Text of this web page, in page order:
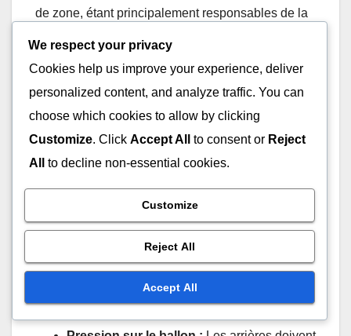
de zone, étant principalement responsables de la
périmètre. Leur positionnement est essentiel pour
perturber le flux offensif de l’équipe adverse et
limiter les opportunités de tirs ouverts.
Des arrières efficaces doivent communiquer
constamment avec leurs coéquipiers pour garantir
inclut d’appeler les écrans, les changements et
d’identifier les joueurs offensifs qui pourraient être
ouverts pour des tirs. Une communication claire
aide à maintenir l’intégrité défensive et à prévenir
We respect your privacy
Cookies help us improve your experience, deliver
personalized content, and analyze traffic. You can
choose which cookies to allow by clicking
Customize. Click Accept All to consent or Reject
All
to decline non-essential cookies.
Customize
Reject All
Accept All